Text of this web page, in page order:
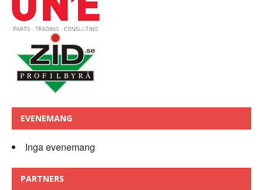
EVENEMANG
Inga evenemang
PARTNERS